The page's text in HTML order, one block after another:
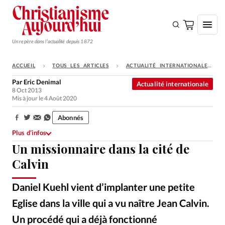
Un repère dans l'actualité depuis 1872
S'ABONNER
Monde
Opinions
Tous les articles
Faire un don
Emploi
Se connecter
ACCUEIL TOUS LES ARTICLES ACTUALITÉ INTERNATIONALE
Un missionnaire dans la cité de
Calvin
Daniel Kuehl vient d’implanter une petite
Eglise dans la ville qui a vu naître Jean Calvin.
Un procédé qui a déjà fonctionné
Actualité internationale
Par Eric Denimal
8 Oct 2013
Mis à jour le 4 Août 2020
Partager:
Abonnés
Plus d’infos